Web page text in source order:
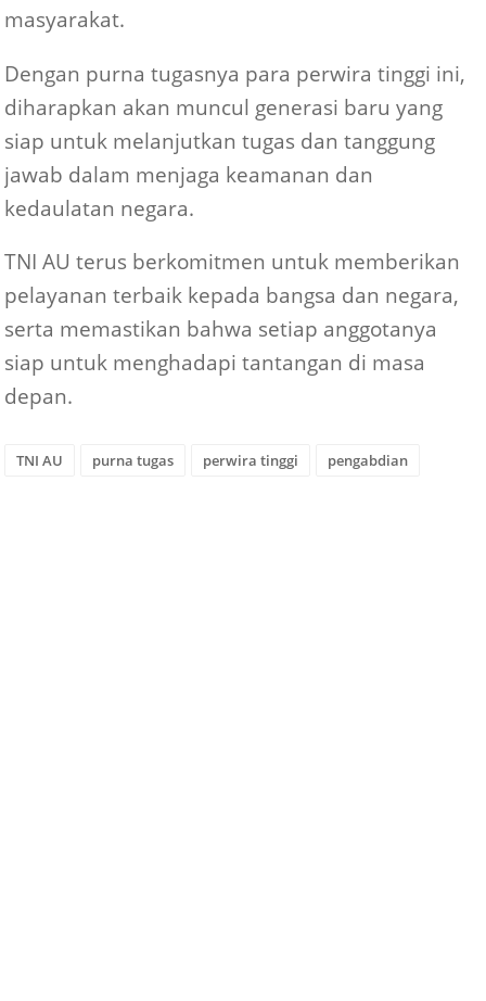
masyarakat.
Dengan purna tugasnya para perwira tinggi ini,
diharapkan akan muncul generasi baru yang
siap untuk melanjutkan tugas dan tanggung
jawab dalam menjaga keamanan dan
kedaulatan negara.
TNI AU terus berkomitmen untuk memberikan
pelayanan terbaik kepada bangsa dan negara,
serta memastikan bahwa setiap anggotanya
siap untuk menghadapi tantangan di masa
depan.
TNI AU purna tugas perwira tinggi pengabdian